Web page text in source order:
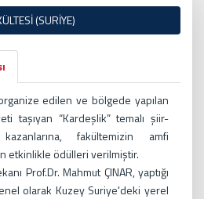
(SURİYE)
edilen ve bölgede yapılan
taşıyan “Kardeşlik” temalı şiir-
fakültemizin amfi
etkinlikle ödülleri verilmiştir.
Prof.Dr. Mahmut ÇINAR, yaptığı
olarak Kuzey Suriye'deki yerel